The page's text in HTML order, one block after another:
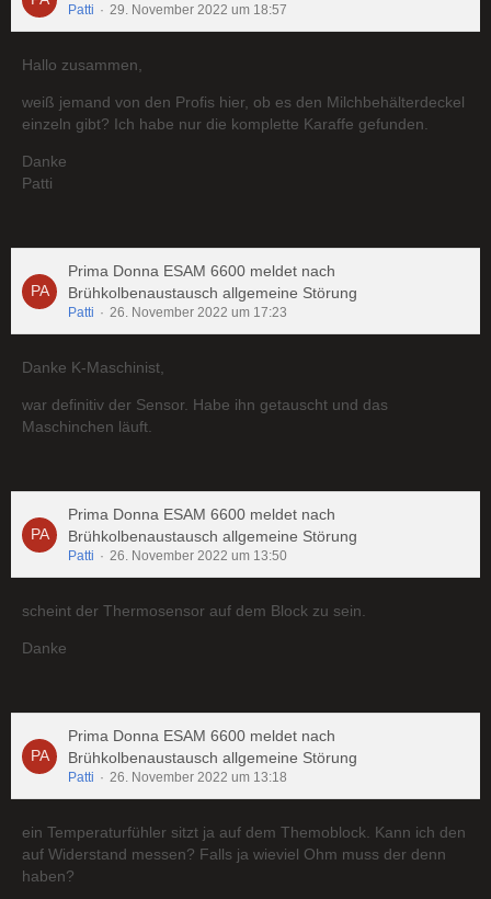
Patti 29. November 2022 um 18:57
Hallo zusammen,
weiß jemand von den Profis hier, ob es den Milchbehälterdeckel
einzeln gibt? Ich habe nur die komplette Karaffe gefunden.
Danke
Patti
Prima Donna ESAM 6600 meldet nach
Brühkolbenaustausch allgemeine Störung
Patti 26. November 2022 um 17:23
Danke K-Maschinist,
war definitiv der Sensor. Habe ihn getauscht und das
Maschinchen läuft.
Prima Donna ESAM 6600 meldet nach
Brühkolbenaustausch allgemeine Störung
Patti 26. November 2022 um 13:50
scheint der Thermosensor auf dem Block zu sein.
Danke
Prima Donna ESAM 6600 meldet nach
Brühkolbenaustausch allgemeine Störung
Patti 26. November 2022 um 13:18
ein Temperaturfühler sitzt ja auf dem Themoblock. Kann ich den
auf Widerstand messen? Falls ja wieviel Ohm muss der denn
haben?